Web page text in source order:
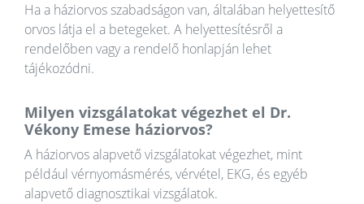
Ha a háziorvos szabadságon van, általában helyettesítő
orvos látja el a betegeket. A helyettesítésről a
rendelőben vagy a rendelő honlapján lehet
tájékozódni.
Milyen vizsgálatokat végezhet el Dr.
Vékony Emese háziorvos?
A háziorvos alapvető vizsgálatokat végezhet, mint
például vérnyomásmérés, vérvétel, EKG, és egyéb
alapvető diagnosztikai vizsgálatok.